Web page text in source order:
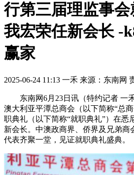
行第三届理监事
我宏荣任新会长 -
赢家
2025-06-24 11:13 一禾 来源：东南网
东南网6月23日讯（特约记者 一
澳大利亚平潭总商会（以下简称“总
职典礼（以下简称“就职典礼”）在悉
新会长。中澳政商界、侨界及兄弟商
代表齐聚一堂，见证就职典礼盛典。